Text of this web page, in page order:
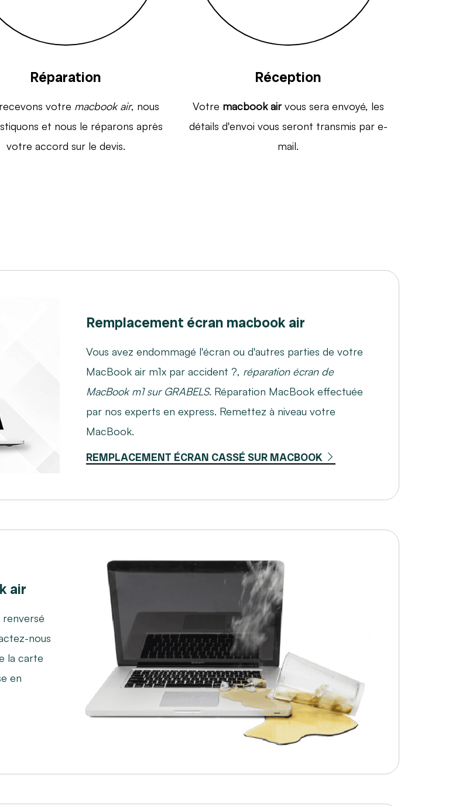
Réparation
votre macbook air, nous
et nous le réparons après
votre accord sur le devis.
Réception
Votre macbook airvous sera envoyé, les
détails d'envoi vous seront transmis par e-
mail.
Remplacement écran macbook air
Vous avez endommagé l'écran ou d'autres parties de votre
MacBook air m1x par accident ?, réparation écran de
MacBook m1 sur GRABELS. Réparation MacBook effectuée
par nos experts en express. Remettez à niveau votre
MacBook.
REMPLACEMENT ÉCRAN CASSÉ SUR MACBOOK
air
nous
la carte
en